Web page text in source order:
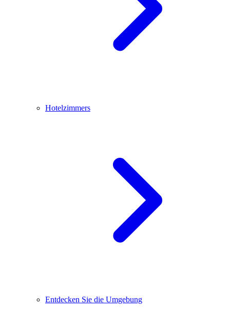
Hotelzimmers
Entdecken Sie die Umgebung